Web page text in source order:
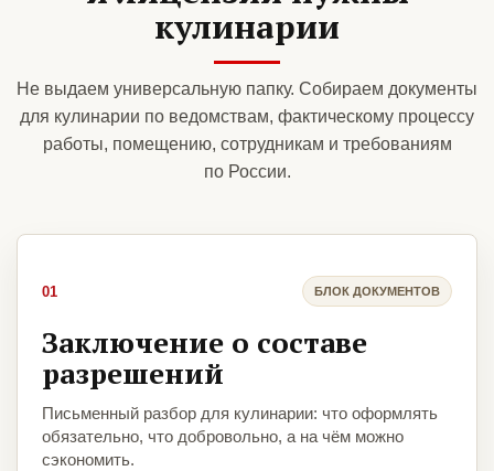
кулинарии
Не выдаем универсальную папку. Собираем документы
для кулинарии по ведомствам, фактическому процессу
работы, помещению, сотрудникам и требованиям
по России.
01 БЛОК ДОКУМЕНТОВ
Заключение о составе
разрешений
Письменный разбор для кулинарии: что оформлять
обязательно, что добровольно, а на чём можно
сэкономить.